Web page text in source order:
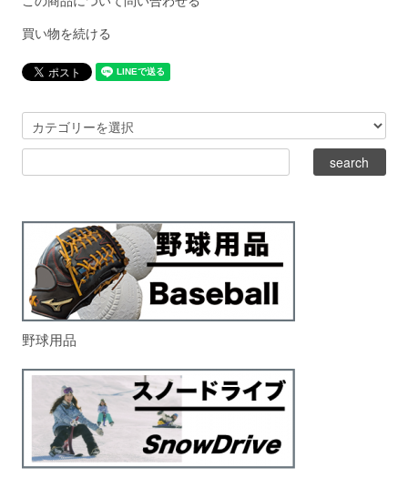
買い物を続ける
野球用品